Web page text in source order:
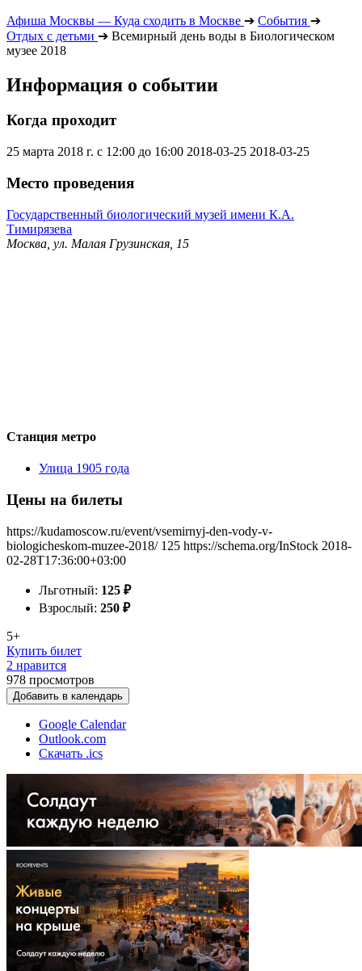
Афиша Москвы — Куда сходить в Москве ➔ События ➔
Отдых с детьми ➔ Всемирный день воды в Биологическом
музее 2018
Информация о событии
Когда проходит
25 марта 2018 г. с 12:00 до 16:00 2018-03-25 2018-03-25
Место проведения
Государственный биологический музей имени К.А.
Тимирязева
Москва, ул. Малая Грузинская, 15
Станция метро
Улица 1905 года
Цены на билеты
https://kudamoscow.ru/event/vsemirnyj-den-vody-v-
biologicheskom-muzee-2018/ 125 https://schema.org/InStock 2018-
02-28T17:36:00+03:00
Льготный: 125 ₽
Взрослый: 250 ₽
5+
Купить билет
2 нравится
978 просмотров
Добавить в календарь
Google Calendar
Outlook.com
Скачать .ics